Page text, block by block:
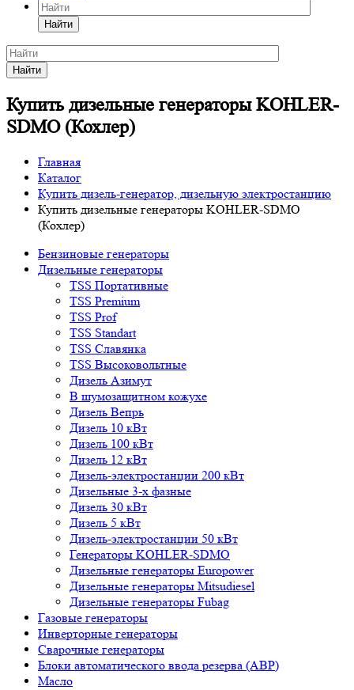
Найти
Найти
Купить дизельные генераторы KOHLER-
SDMO (Кохлер)
Главная
Каталог
Купить дизель-генератор, дизельную электростанцию
Купить дизельные генераторы KOHLER-SDMO
(Кохлер)
Бензиновые генераторы
Дизельные генераторы
TSS Портативные
TSS Premium
TSS Prof
TSS Standart
TSS Славянка
TSS Высоковольтные
Дизель Азимут
В шумозащитном кожухе
Дизель Вепрь
Дизель 10 кВт
Дизель 100 кВт
Дизель 12 кВт
Дизель-электростанции 200 кВт
Дизельные 3-х фазные
Дизель 30 кВт
Дизель 5 кВт
Дизель-электростанции 50 кВт
Генераторы KOHLER-SDMO
Дизельные генераторы Europower
Дизельные генераторы Mitsudiesel
Дизельные генераторы Fubag
Газовые генераторы
Инверторные генераторы
Сварочные генераторы
Блоки автоматического ввода резерва (АВР)
Масло